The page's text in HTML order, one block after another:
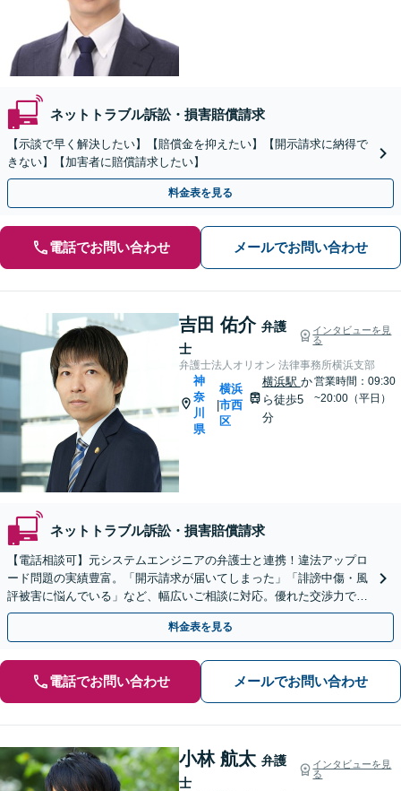
ネットトラブル訴訟・損害賠償請求
【示談で早く解決したい】【賠償金を抑えたい】【開示請求に納得で
きない】【加害者に賠償請求したい】
料金表を見る
電話でお問い合わせ メールでお問い合わせ
吉田 佑介 弁護
士
インタビューを見
る
弁護士法人オリオン 法律事務所横浜支部
神
奈
川
県
横浜
市西
区
横浜駅 か
ら徒歩5
分
営業時間：09:30
~20:00（平日）
ネットトラブル訴訟・損害賠償請求
【電話相談可】元システムエンジニアの弁護士と連携！違法アップロ
ード問題の実績豊富。「開示請求が届いてしまった」「誹謗中傷・風
評被害に悩んでいる」など、幅広いご相談に対応。優れた交渉力で最
短の解決を目指します【横浜駅8分】【夜間・休日対応】
料金表を見る
電話でお問い合わせ メールでお問い合わせ
小林 航太 弁護
士
インタビューを見
る